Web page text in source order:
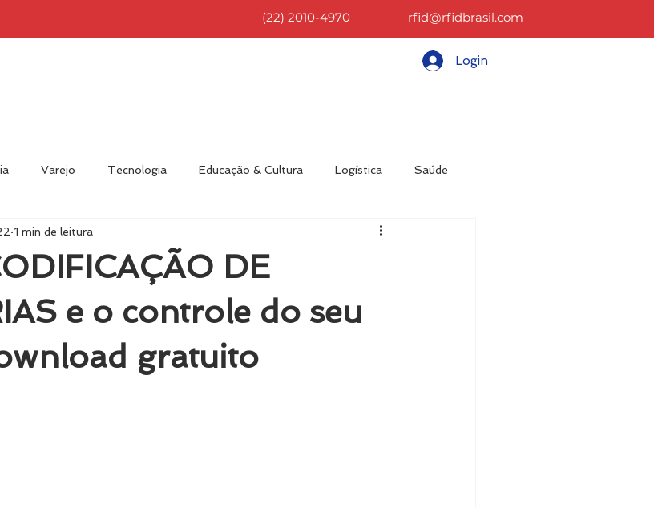
(22) 2010-4970 rfid@rfidbrasil.com
Login
Varejo Tecnologia Educação & Cultura Logística Saúde
Eventos Novidades Materiais
DE
e o controle do seu
gratuito
1 min de leitura